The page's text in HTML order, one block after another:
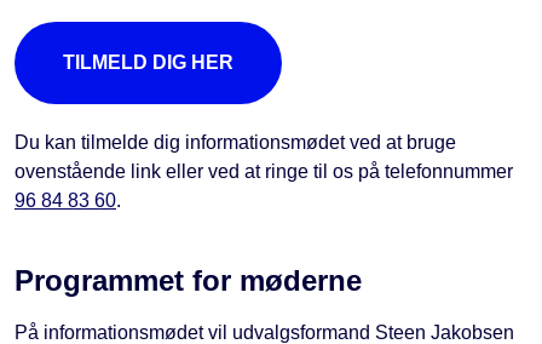
TILMELD DIG HER
Du kan tilmelde dig informationsmødet ved at bruge
ovenstående link eller ved at ringe til os på telefonnummer
96 84 83 60.
Programmet for møderne
På informationsmødet vil udvalgsformand Steen Jakobsen